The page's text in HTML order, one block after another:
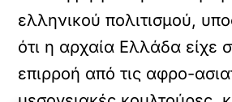
ελληνικού πολιτισμού,
ότι η αρχαία Ελλάδα είχε
επιρροή από τις αφρο-